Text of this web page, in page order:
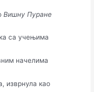
Вишну Пуране
са учењима
начелима
изврнула као